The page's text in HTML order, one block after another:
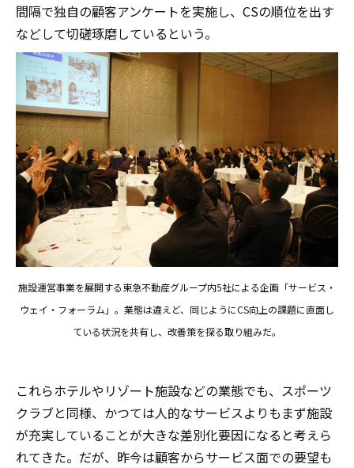
間隔で独自の顧客アンケートを実施し、CSの順位を出す
などして切磋琢磨しているという。
施設運営事業を展開する東急不動産グループ内5社による企画「サービス・
ウェイ・フォーラム」。業態は違えど、同じようにCS向上の課題に直面し
ている状況を共有し、改善策を探る取り組みだ。
これらホテルやリゾート施設などの業態でも、スポーツ
クラブと同様、かつては人的なサービスよりもまず施設
が充実していることが大きな差別化要因になると考えら
れてきた。だが、昨今は顧客からサービス面での要望も